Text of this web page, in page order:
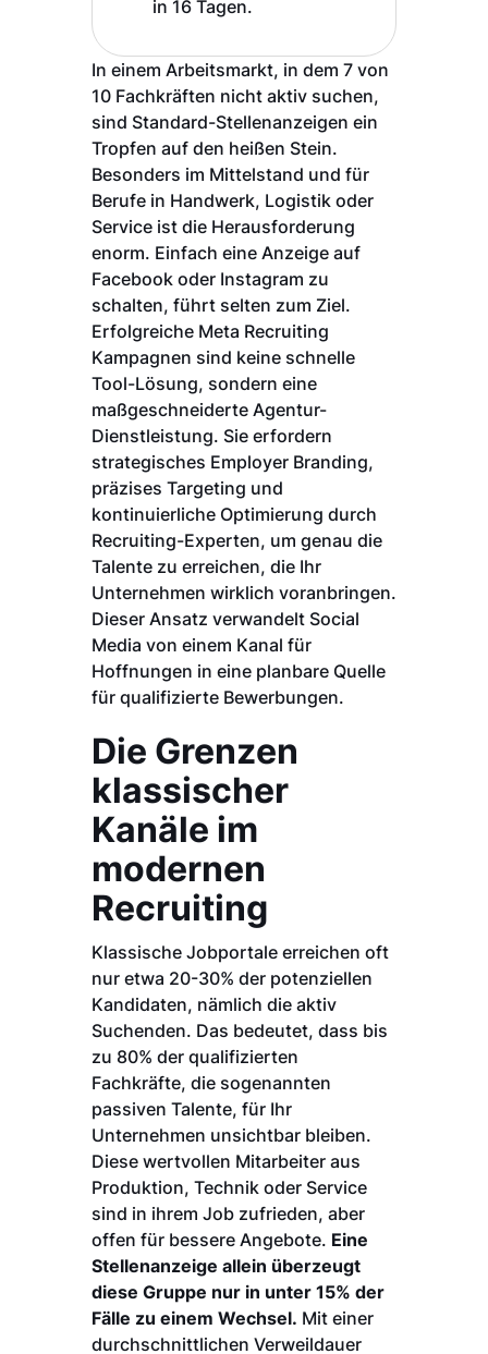
in 16 Tagen.
In einem Arbeitsmarkt, in dem 7 von
10 Fachkräften nicht aktiv suchen,
sind Standard-Stellenanzeigen ein
Tropfen auf den heißen Stein.
Besonders im Mittelstand und für
Berufe in Handwerk, Logistik oder
Service ist die Herausforderung
enorm. Einfach eine Anzeige auf
Facebook oder Instagram zu
schalten, führt selten zum Ziel.
Erfolgreiche Meta Recruiting
Kampagnen sind keine schnelle
Tool-Lösung, sondern eine
maßgeschneiderte Agentur-
Dienstleistung. Sie erfordern
strategisches Employer Branding,
präzises Targeting und
kontinuierliche Optimierung durch
Recruiting-Experten, um genau die
Talente zu erreichen, die Ihr
Unternehmen wirklich voranbringen.
Dieser Ansatz verwandelt Social
Media von einem Kanal für
Hoffnungen in eine planbare Quelle
für qualifizierte Bewerbungen.
Die Grenzen
klassischer
Kanäle im
modernen
Recruiting
Klassische Jobportale erreichen oft
nur etwa 20-30% der potenziellen
Kandidaten, nämlich die aktiv
Suchenden. Das bedeutet, dass bis
zu 80% der qualifizierten
Fachkräfte, die sogenannten
passiven Talente, für Ihr
Unternehmen unsichtbar bleiben.
Diese wertvollen Mitarbeiter aus
Produktion, Technik oder Service
sind in ihrem Job zufrieden, aber
offen für bessere Angebote. Eine
Stellenanzeige allein überzeugt
diese Gruppe nur in unter 15% der
Fälle zu einem Wechsel. Mit einer
durchschnittlichen Verweildauer